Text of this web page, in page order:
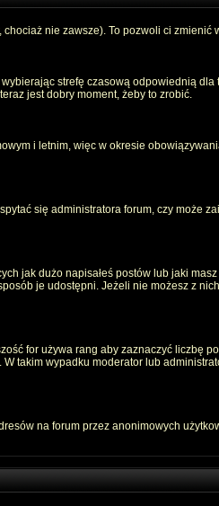
nie zawsze). To pozwoli ci zmienić
strefę czasową odpowiednią dla
jest dobry moment, żeby to zrobić.
i letnim, więc w okresie
się administratora forum, czy może
jak dużo napisałeś postów lub jaki
je udostępni. Jeżeli nie możesz z
for używa rang aby zaznaczyć liczbę
takim wypadku moderator lub
na forum przez anonimowych